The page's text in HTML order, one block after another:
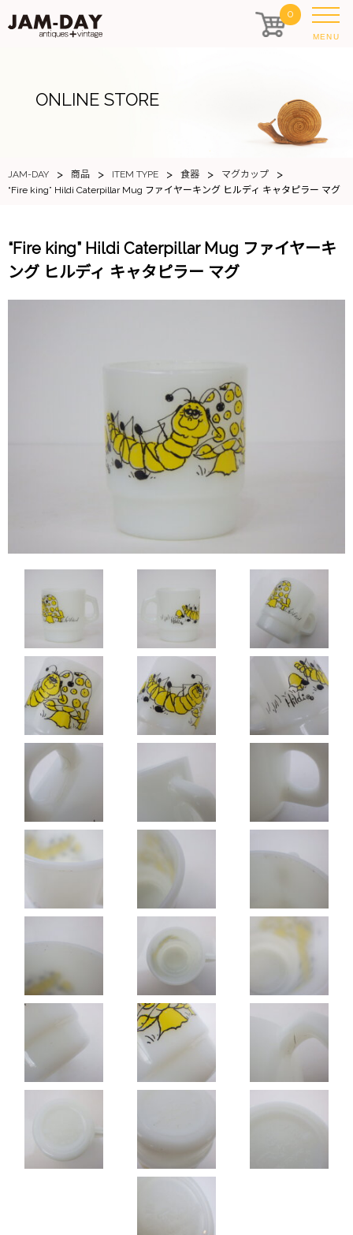
0
MENU
ONLINE STORE
JAM-DAY > 商品 > ITEM TYPE > 食器 > マグカップ >
“Fire king” Hildi Caterpillar Mug ファイヤーキング ヒルディ キャタピラー マグ
“Fire king” Hildi Caterpillar Mug ファイヤーキ
ング ヒルディ キャタピラー マグ